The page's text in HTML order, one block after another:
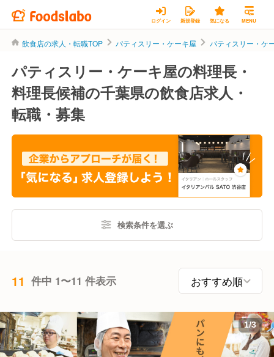
ログイン 新規登録 気になる MENU
飲食店の求人・転職TOP パティスリー・ケーキ屋 パティスリー・ケ
パティスリー・ケーキ屋の料理長・
料理長候補の千葉県の飲食店求人・
転職・募集
検索条件を選ぶ
11 件中 1〜11 件表示
1/3